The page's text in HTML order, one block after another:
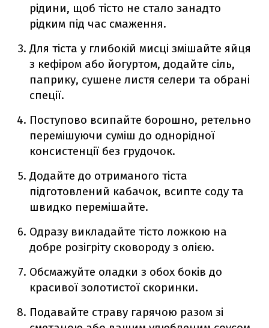
рідини, щоб тісто не стало занадто
рідким під час смаження.
Для тіста у глибокій мисці змішайте яйця
з кефіром або йогуртом, додайте сіль,
паприку, сушене листя селери та обрані
спеції.
Поступово всипайте борошно, ретельно
перемішуючи суміш до однорідної
консистенції без грудочок.
Додайте до отриманого тіста
підготовлений кабачок, всипте соду та
швидко перемішайте.
Одразу викладайте тісто ложкою на
добре розігріту сковороду з олією.
Обсмажуйте оладки з обох боків до
красивої золотистої скоринки.
Подавайте страву гарячою разом зі